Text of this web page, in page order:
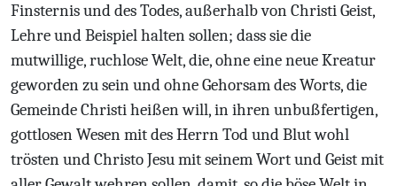
Finsternis und des Todes, außerhalb von Christi Geist,
Lehre und Beispiel halten sollen; dass sie die
mutwillige, ruchlose Welt, die, ohne eine neue Kreatur
geworden zu sein und ohne Gehorsam des Worts, die
Gemeinde Christi heißen will, in ihren unbußfertigen,
gottlosen Wesen mit des Herrn Tod und Blut wohl
trösten und Christo Jesu mit seinem Wort und Geist mit